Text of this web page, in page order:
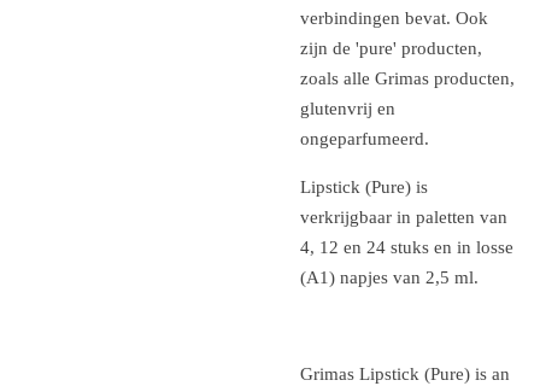
verbindingen bevat. Ook
zijn de 'pure' producten,
zoals alle Grimas producten,
glutenvrij en
ongeparfumeerd.
Lipstick (Pure) is
verkrijgbaar in paletten van
4, 12 en 24 stuks en in losse
(A1) napjes van 2,5 ml.
Grimas Lipstick (Pure) is an